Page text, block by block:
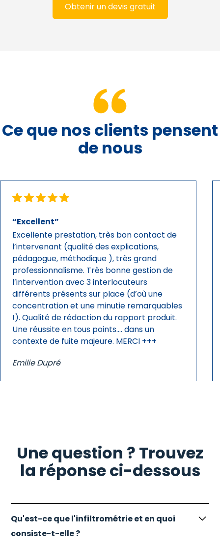
Obtenir un devis gratuit
Ce que nos clients pensent
de nous
“Excellent”
Excellente prestation, très bon contact de
l’intervenant (qualité des explications,
pédagogue, méthodique ), très grand
professionnalisme. Très bonne gestion de
l’intervention avec 3 interlocuteurs
différents présents sur place (d’où une
concentration et une minutie remarquables
!). Qualité de rédaction du rapport produit.
Une réussite en tous points…. dans un
contexte de fuite majeure. MERCI +++
Emilie Dupré
Une question ? Trouvez
la réponse ci-dessous
Qu'est-ce que l'infiltrométrie et en quoi
consiste-t-elle ?